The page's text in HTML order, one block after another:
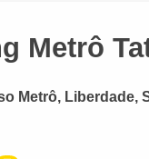
Metrô
Metrô, Liberdade,